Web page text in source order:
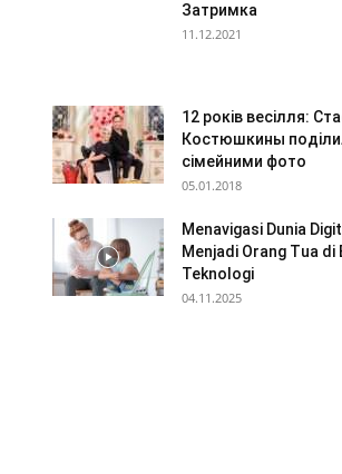
Затримка
11.12.2021
12 років весілля:
Костюшкины
сімейними фото
05.01.2018
Menavigasi Dunia
Menjadi Orang Tua di
Teknologi
04.11.2025